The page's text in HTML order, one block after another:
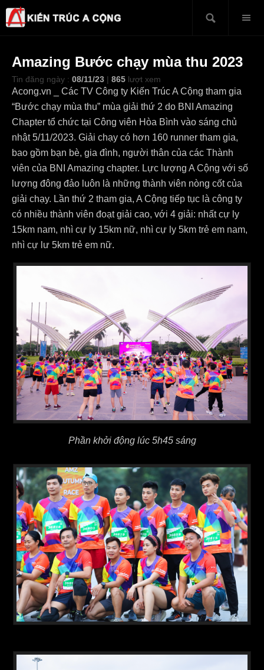
Amazing Bước chạy mùa thu 2023
Tin đăng ngày : 08/11/23 | 865 lượt xem
Acong.vn _ Các TV Công ty Kiến Trúc A Cộng tham gia
“Bước chạy mùa thu” mùa giải thứ 2 do BNI Amazing
Chapter tổ chức tại Công viên Hòa Bình vào sáng chủ
nhật 5/11/2023. Giải chạy có hơn 160 runner tham gia,
bao gồm bạn bè, gia đình, người thân của các Thành
viên của BNI Amazing chapter. Lực lượng A Cộng với số
lượng đông đảo luôn là những thành viên nòng cốt của
giải chạy. Lần thứ 2 tham gia, A Cộng tiếp tục là công ty
có nhiều thành viên đoạt giải cao, với 4 giải: nhất cự ly
15km nam, nhì cự ly 15km nữ, nhì cự ly 5km trẻ em nam,
nhì cự lư 5km trẻ em nữ.
Phần khởi động lúc 5h45 sáng